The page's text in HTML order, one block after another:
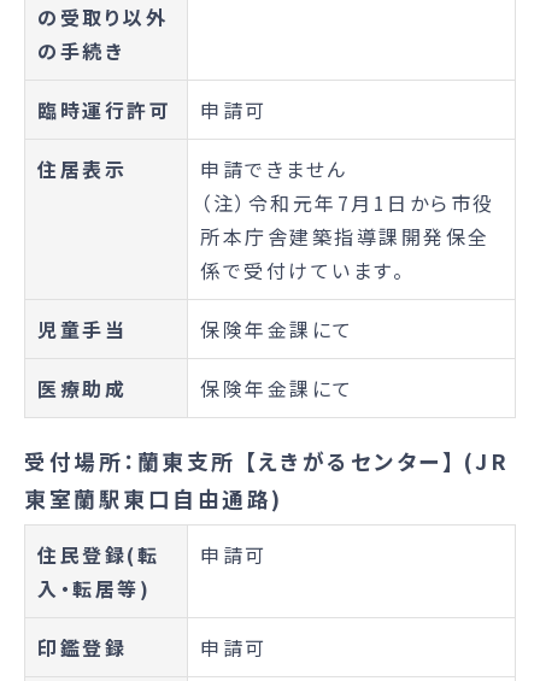
の受取り以外
の手続き
臨時運行許可 申請可
住居表示
申請できません
（注）令和元年7月1日から市役
所本庁舎建築指導課開発保全
係で受付けています。
児童手当 保険年金課にて
医療助成 保険年金課にて
受付場所：蘭東支所 【えきがるセンター】 (JR
東室蘭駅東口自由通路)
住民登録(転
入・転居等)
申請可
印鑑登録 申請可